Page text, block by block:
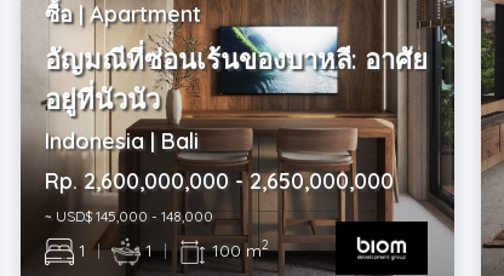
ซื้อ | Apartment
อัญมณีที่ซ่อนเร้นของบาหลี: อาศัย
อยู่ที่นัวนัว
Indonesia | Bali
Rp. 2,600,000,000 - 2,650,000,000
~ USD$ 145,000 - 148,000
1 | 1 | 100 m2